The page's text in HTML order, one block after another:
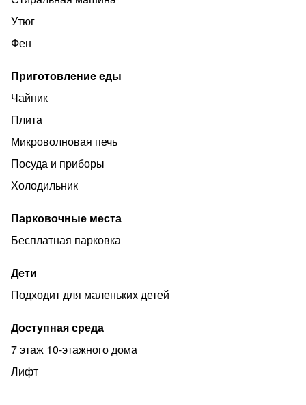
Утюг
Фен
Приготовление еды
Чайник
Плита
Микроволновая печь
Посуда и приборы
Холодильник
Парковочные места
Бесплатная парковка
Дети
Подходит для маленьких детей
Доступная среда
7 этаж 10-этажного дома
Лифт